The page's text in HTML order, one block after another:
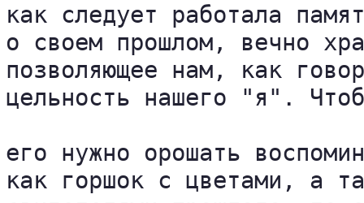
как следует работала
о своем прошлом, вечно
позволяющее нам, как
цельность нашего "я".
его нужно орошать
как горшок с цветами, а